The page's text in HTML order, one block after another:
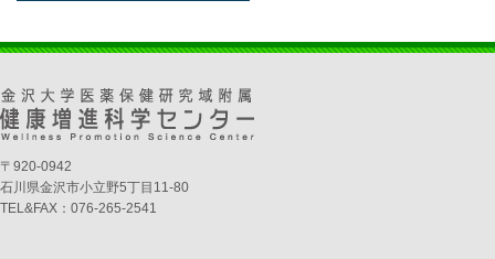
〒920-0942
石川県金沢市小立野5丁目11-80
TEL&FAX：076-265-2541